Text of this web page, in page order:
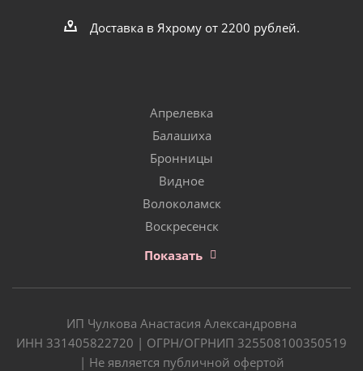
Доставка в Яхрому от 2200 рублей.
Апрелевка
Балашиха
Бронницы
Видное
Волоколамск
Воскресенск
Показать
ИП Чулкова Анастасия Александровна
ИНН 331405822720 | ОГРН/ОГРНИП 325508100350519
| Не является публичной офертой